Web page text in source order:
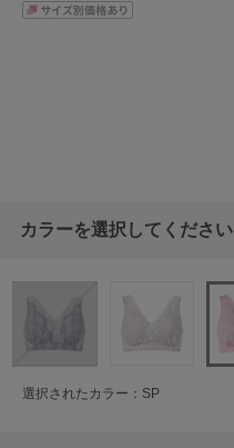
カラーを選択してください
選択されたカラー：SP